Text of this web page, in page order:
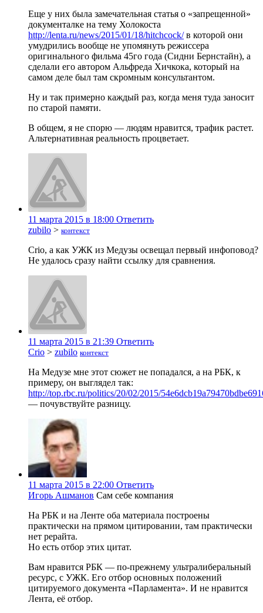
Еще у них была замечательная статья о «запрещенной»
документалке на тему Холокоста
http://lenta.ru/news/2015/01/18/hitchcock/в которой они
умудрились вообще не упомянуть режиссера
оригинального фильма 45го года (Сидни Бернстайн), а
сделали его автором Альфреда Хичкока, который на
самом деле был там скромным консультантом.
Ну и так примерно каждый раз, когда меня туда заносит
по старой памяти.
В общем, я не спорю — людям нравится, трафик растет.
Альтернативная реальность процветает.
11 марта 2015 в 18:00 Ответить
zubilo > контекст
Crio, а как УЖК из Медузы освещал первый инфоповод?
Не удалось сразу найти ссылку для сравнения.
11 марта 2015 в 21:39 Ответить
Crio > zubilo контекст
На Медузе мне этот сюжет не попадался, а на РБК, к
примеру, он выглядел так:
http://top.rbc.ru/politics/20/02/2015/
— почувствуйте разницу.
11 марта 2015 в 22:00 Ответить
Игорь Ашманов Сам себе компания
На РБК и на Ленте оба материала построены
практически на прямом цитировании, там практически
нет рерайта.
Но есть отбор этих цитат.
Вам нравится РБК — по-прежнему ультралиберальный
ресурс, с УЖК. Его отбор основных положений
цитируемого документа «Парламента». И не нравится
Лента, её отбор.